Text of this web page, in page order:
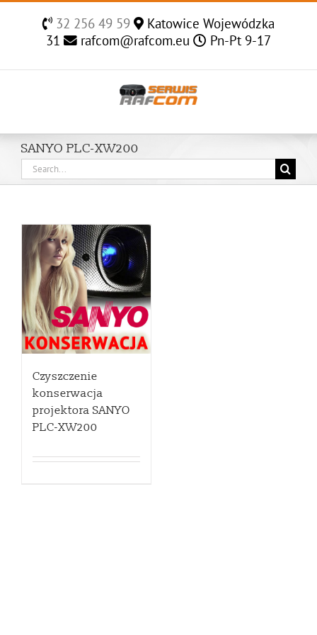
32 256 49 59
Katowice Wojewódzka
31
rafcom@rafcom.eu Pn-Pt 9-17
SANYO PLC-XW200
Search
for:
Czyszczenie
konserwacja
projektora SANYO
PLC-XW200